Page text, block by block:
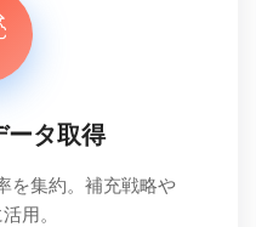
ータ取得
を集約。補充戦略や
用。